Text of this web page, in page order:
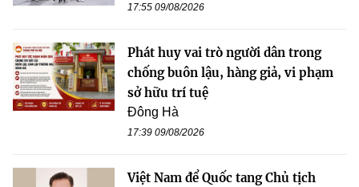
17:55 09/08/2026
Phát huy vai trò người dân trong
chống buôn lậu, hàng giả, vi phạm
sở hữu trí tuệ
Đông Hà
17:39 09/08/2026
Việt Nam để Quốc tang Chủ tịch